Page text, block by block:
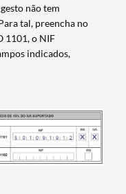
não tem
tal, preencha no
1101, o NIF
indicados,